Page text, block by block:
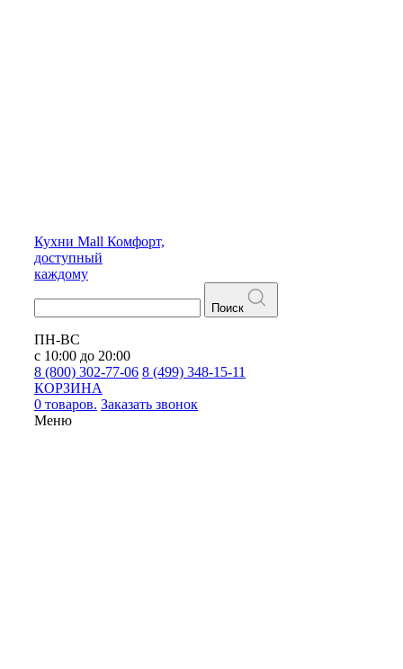
Кухни Mall Комфорт,
доступный
каждому
Поиск
ПН-ВС
с 10:00 до 20:00
8 (800) 302-77-06 8 (499) 348-15-11
КОРЗИНА
0 товаров. Заказать звонок
Меню